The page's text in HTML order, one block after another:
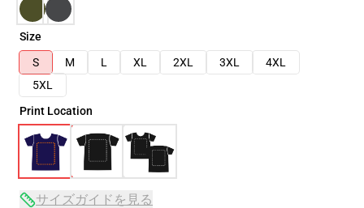
Size
S
M L XL 2XL 3XL
4XL
5XL
Print Location
サイズガイドを見る